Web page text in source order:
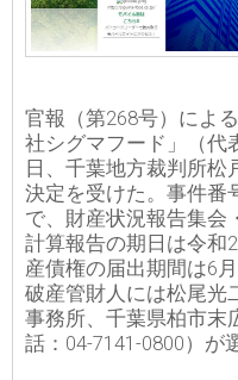
官報（第268号）によ
社シグマフード」（代
日、千葉地方裁判所
決定を受けた。事件番
で、財産状況報告集会
計算報告の期日は令和
産債権の届出期間は6
破産管財人には松尾光
事務所、千葉県柏市末
話：04-7141-0800）が